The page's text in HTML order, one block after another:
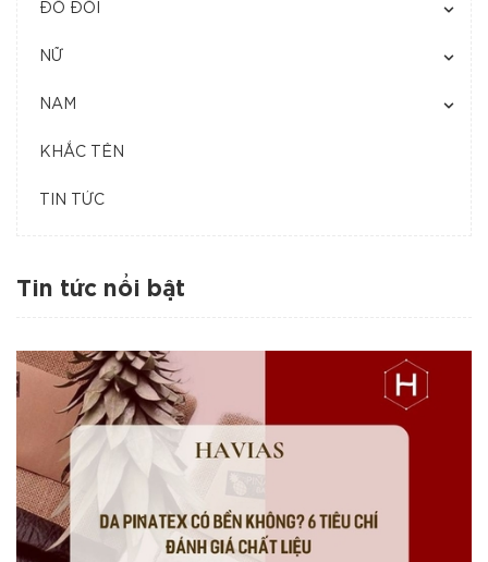
ĐỒ ĐÔI
NỮ
NAM
KHẮC TÊN
TIN TỨC
Tin tức nổi bật